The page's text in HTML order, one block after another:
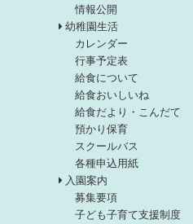
情報公開
幼稚園生活
カレンダー
行事予定表
給食について
給食おいしいね
給食だより・こんだて
預かり保育
スクールバス
各種申込用紙
入園案内
募集要項
子ども子育て支援制度